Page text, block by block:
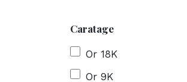
Caratage
Or 18K
Or 9K